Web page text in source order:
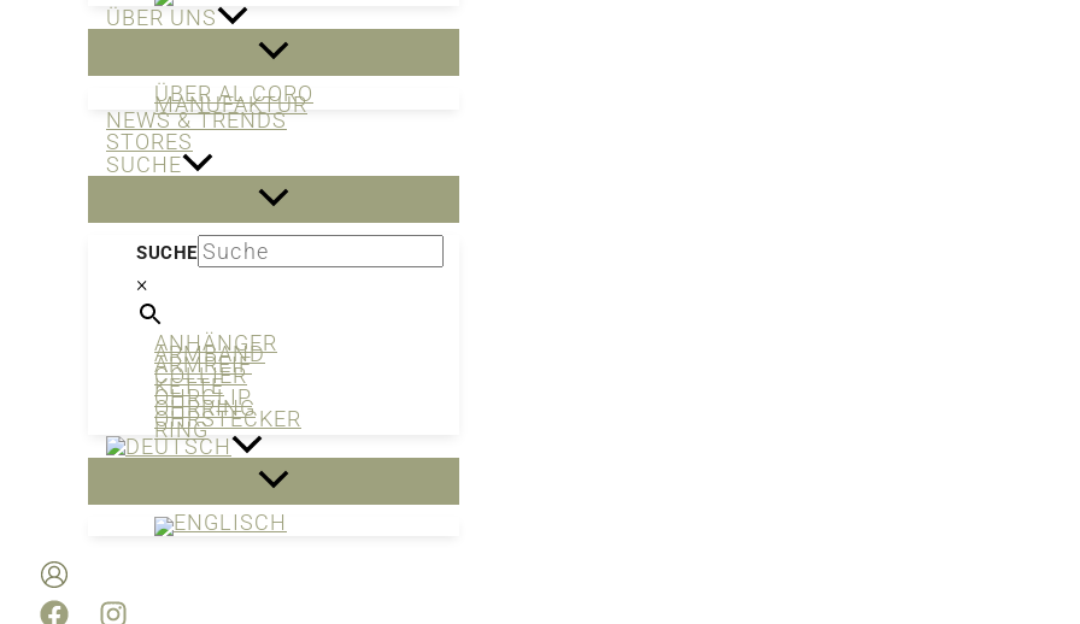
ÜBER UNS
ÜBER AL CORO
MANUFAKTUR
NEWS & TRENDS
STORES
SUCHE
SUCHE
×
ANHÄNGER
ARMBAND
ARMREIF
COLLIER
KETTE
OHRCLIP
OHRRING
OHRSTECKER
RING